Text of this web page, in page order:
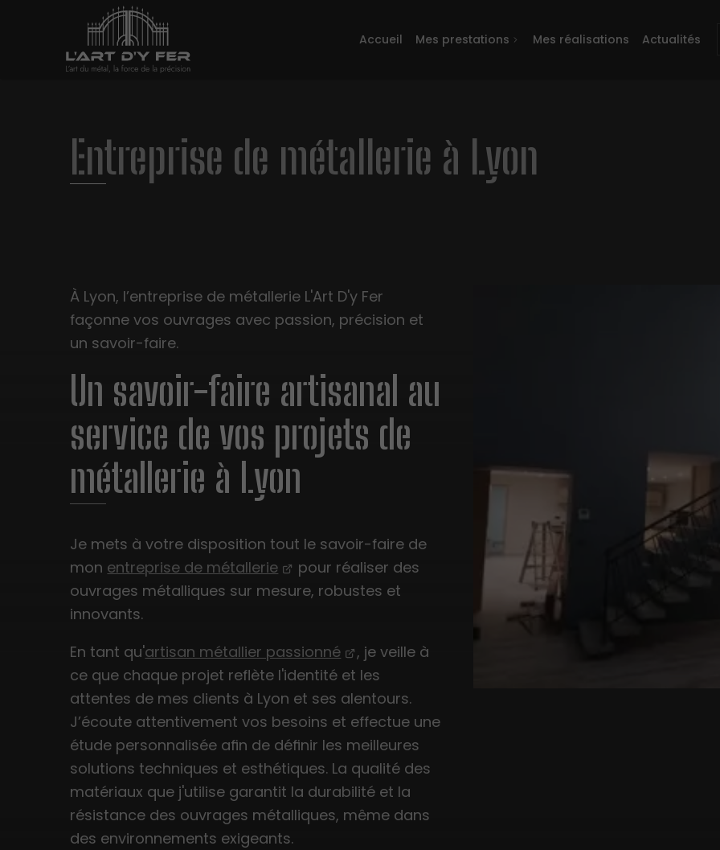
Accueil Mes prestations Mes réalisations Actualités
Entreprise de métallerie à Lyon
À Lyon, l’entreprise de métallerie L'Art D'y Fer
façonne vos ouvrages avec passion, précision et
un savoir-faire.
Un savoir-faire artisanal au
service de vos projets de
métallerie à Lyon
Je mets à votre disposition tout le savoir-faire de
mon entreprise de métallerie
pour réaliser des
ouvrages métalliques sur mesure, robustes et
innovants.
En tant qu'artisan métallier passionné
, je veille à
ce que chaque projet reflète l'identité et les
attentes de mes clients à Lyon et ses alentours.
J’écoute attentivement vos besoins et effectue une
étude personnalisée afin de définir les meilleures
solutions techniques et esthétiques. La qualité des
matériaux que j'utilise garantit la durabilité et la
résistance des ouvrages métalliques, même dans
des environnements exigeants.